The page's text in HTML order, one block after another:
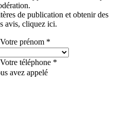
de publication et obtenir des
avis, cliquez ici.
Votre prénom *
Votre téléphone *
avez appelé